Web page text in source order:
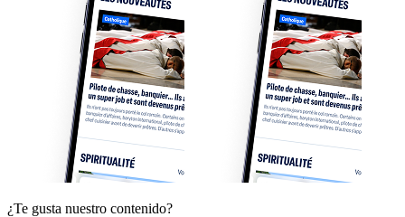
¿Te gusta nuestro contenido?